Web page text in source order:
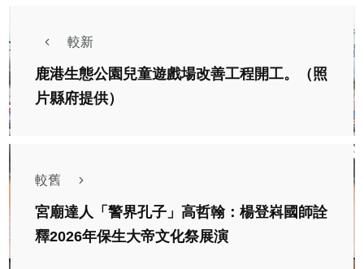
較新
鹿港生態公園兒童遊戲場改善工程開工。（照
片縣府提供）
較舊
宮廟達人「警界孔子」高哲翰：楊登嵙國師詮
釋2026年保生大帝文化祭展演